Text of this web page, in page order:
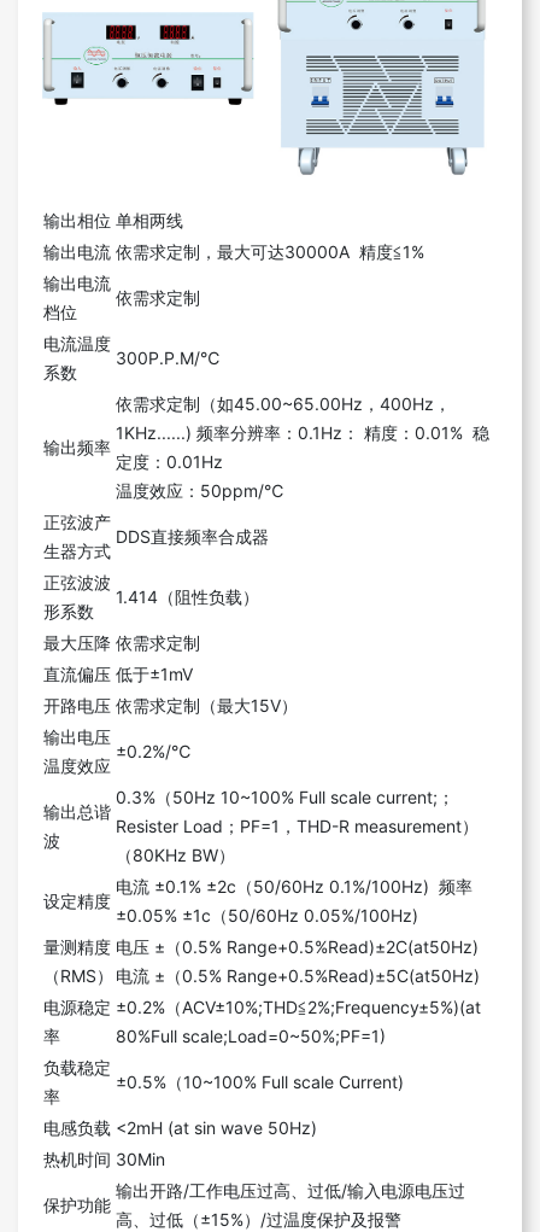
输出相位 单相两线
输出电流 依需求定制，最大可达30000A 精度≦1%
输出电流
档位
依需求定制
电流温度
系数
300P.P.M/℃
输出频率
依需求定制（如45.00~65.00Hz，400Hz，
1KHz......) 频率分辨率：0.1Hz： 精度：0.01% 稳
定度：0.01Hz
温度效应：50ppm/℃
正弦波产
生器方式
DDS直接频率合成器
正弦波波
形系数
1.414（阻性负载）
最大压降 依需求定制
直流偏压 低于±1mV
开路电压 依需求定制（最大15V）
输出电压
温度效应
±0.2%/℃
输出总谐
波
0.3%（50Hz 10~100% Full scale current;；
Resister Load；PF=1，THD-R measurement）
（80KHz BW）
设定精度
电流 ±0.1% ±2c（50/60Hz 0.1%/100Hz) 频率
±0.05% ±1c（50/60Hz 0.05%/100Hz)
量测精度
（RMS）
电压 ±（0.5% Range+0.5%Read)±2C(at50Hz)
电流 ±（0.5% Range+0.5%Read)±5C(at50Hz)
电源稳定
率
±0.2%（ACV±10%;THD≦2%;Frequency±5%)(at
80%Full scale;Load=0~50%;PF=1)
负载稳定
率
±0.5%（10~100% Full scale Current)
电感负载 <2mH (at sin wave 50Hz)
热机时间 30Min
保护功能
输出开路/工作电压过高、过低/输入电源电压过
高、过低（±15%）/过温度保护及报警